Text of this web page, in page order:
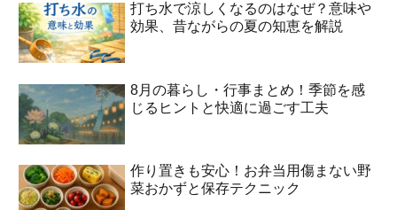
打ち水で涼しくなるのはなぜ？意味や
効果、昔ながらの夏の知恵を解説
8月の暮らし・行事まとめ！季節を感
じるヒントと快適に過ごす工夫
作り置きも安心！お弁当用傷まない野
菜おかずと保存テクニック